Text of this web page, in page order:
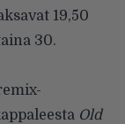
19,50
30.
Old